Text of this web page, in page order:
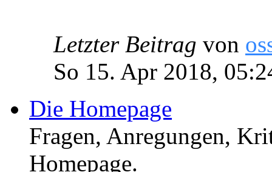
Letzter Beitrag von
So 15. Apr 2018,
Die Homepage
Fragen, Anregungen,
Homepage.